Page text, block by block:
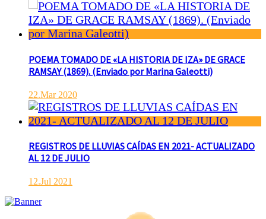
POEMA TOMADO DE «LA HISTORIA DE IZA» DE GRACE
RAMSAY (1869). (Enviado por Marina Galeotti)
22.Mar 2020
REGISTROS DE LLUVIAS CAÍDAS EN 2021- ACTUALIZADO
AL 12 DE JULIO
12.Jul 2021